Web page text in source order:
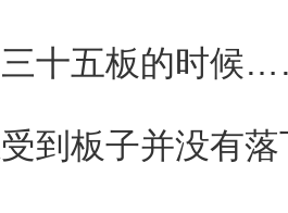
十五板的时候
板子并没有落